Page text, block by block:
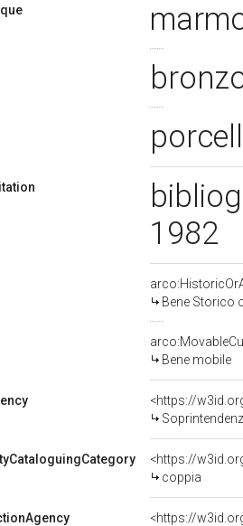
1982
Bene Storico
Bene mobile
<https://
<https://
coppia
<https://